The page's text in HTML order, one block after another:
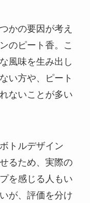
かの要因が考え
のピート香。こ
風味を生み出し
い方や、ピート
ないことが多い
トルデザイン
るため、実際の
を感じる人もい
が、評価を分け